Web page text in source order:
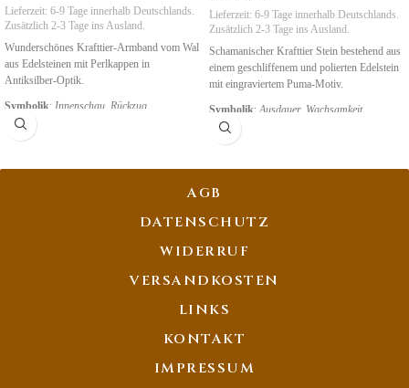
Lieferzeit: 6-9 Tage innerhalb Deutschlands.
Zusätzlich 2-3 Tage ins Ausland.
Wunderschönes Krafttier-Armband vom Wal
aus Edelsteinen mit Perlkappen in
Antiksilber-Optik.
Symbolik: Innenschau, Rückzug
Lieferzeit: 6-9 Tage innerhalb Deutschlands.
Zusätzlich 2-3 Tage ins Ausland.
Schamanischer Krafttier Stein bestehend aus
einem geschliffenem und polierten Edelstein
mit eingraviertem Puma-Motiv.
Symbolik: Ausdauer, Wachsamkeit
AGB
DATENSCHUTZ
WIDERRUF
VERSANDKOSTEN
LINKS
KONTAKT
IMPRESSUM